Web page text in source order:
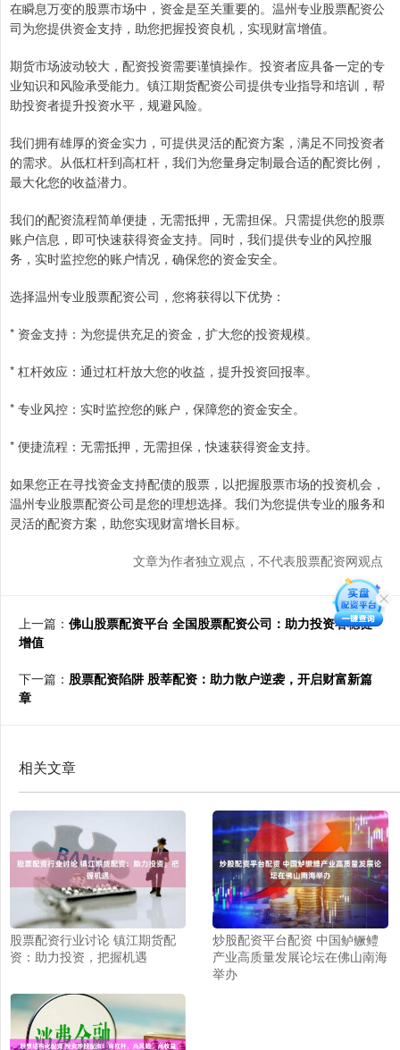
在瞬息万变的股票市场中，资金是至关重要的。温州专业股票配资公
司为您提供资金支持，助您把握投资良机，实现财富增值。
期货市场波动较大，配资投资需要谨慎操作。投资者应具备一定的专
业知识和风险承受能力。镇江期货配资公司提供专业指导和培训，帮
助投资者提升投资水平，规避风险。
我们拥有雄厚的资金实力，可提供灵活的配资方案，满足不同投资者
的需求。从低杠杆到高杠杆，我们为您量身定制最合适的配资比例，
最大化您的收益潜力。
我们的配资流程简单便捷，无需抵押，无需担保。只需提供您的股票
账户信息，即可快速获得资金支持。同时，我们提供专业的风控服
务，实时监控您的账户情况，确保您的资金安全。
选择温州专业股票配资公司，您将获得以下优势：
* 资金支持：为您提供充足的资金，扩大您的投资规模。
* 杠杆效应：通过杠杆放大您的收益，提升投资回报率。
* 专业风控：实时监控您的账户，保障您的资金安全。
* 便捷流程：无需抵押，无需担保，快速获得资金支持。
如果您正在寻找资金支持配债的股票，以把握股票市场的投资机会，
温州专业股票配资公司是您的理想选择。我们为您提供专业的服务和
灵活的配资方案，助您实现财富增长目标。
文章为作者独立观点，不代表股票配资网观点
上一篇： 佛山股票配资平台 全国股票配资公司：助力投资者稳健
增值
下一篇： 股票配资陷阱 股莘配资：助力散户逆袭，开启财富新篇
章
相关文章
股票配资行业讨论 镇江期货配
资：助力投资，把握机遇
炒股配资平台配资 中国鲈鳜鳢
产业高质量发展论坛在佛山南海
举办